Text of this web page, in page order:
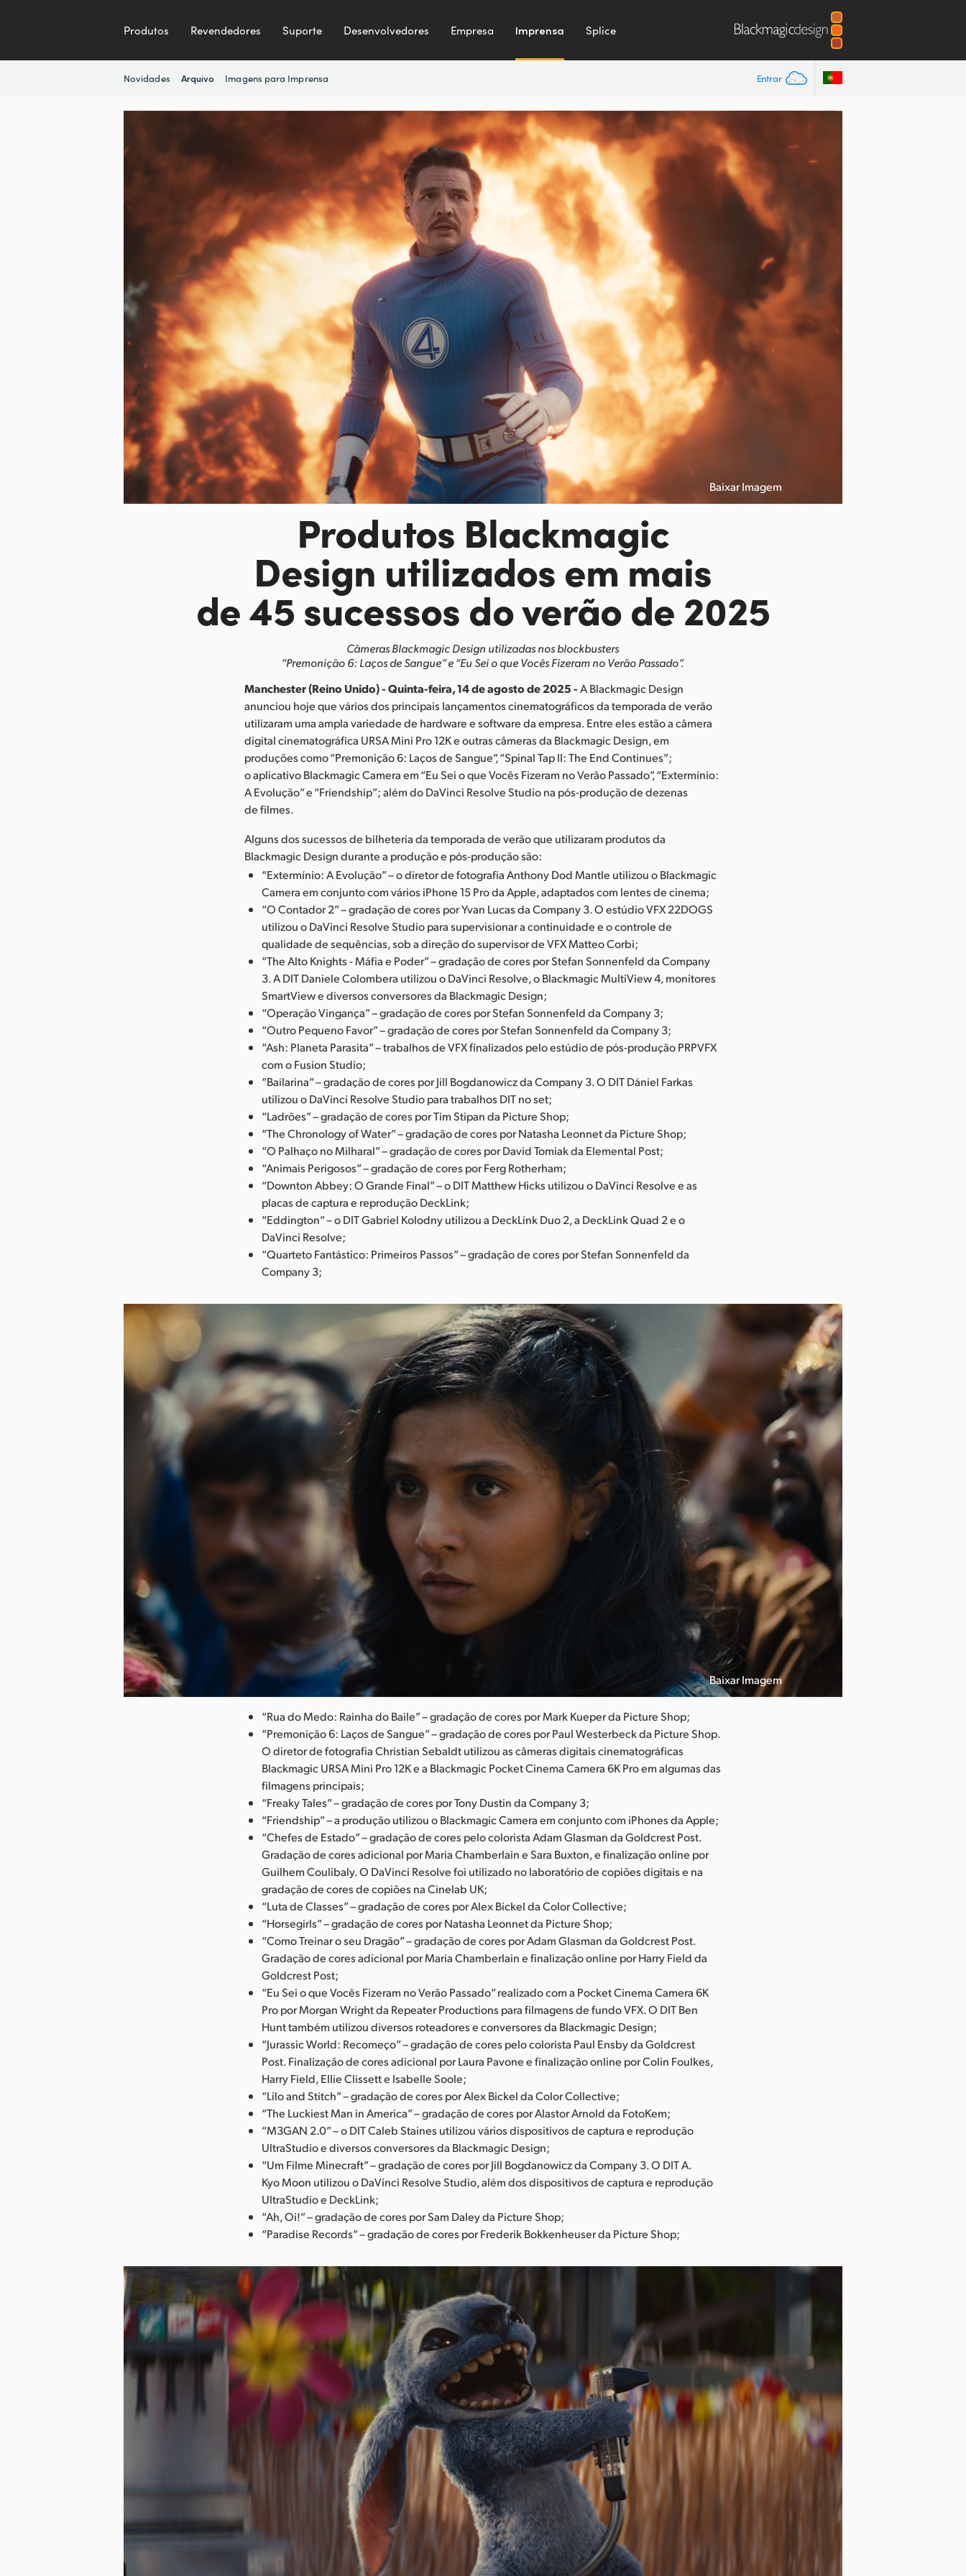
Produtos Revendedores Suporte Desenvolvedores Empresa Imprensa Splice
Entrar
Novidades Arquivo Imagens para Imprensa
Baixar Imagem
Produtos Blackmagic
Design utilizados em mais
de 45 sucessos do verão de 2025
Câmeras Blackmagic Design utilizadas nos blockbusters
“Premonição 6: Laços de Sangue” e “Eu Sei o que Vocês Fizeram no Verão Passado”.
Manchester (Reino Unido) - Quinta-feira, 14 de agosto de 2025 -A Blackmagic Design
anunciou hoje que vários dos principais lançamentos cinematográficos da temporada de verão
utilizaram uma ampla variedade de hardware e software da empresa. Entre eles estão a câmera
digital cinematográfica URSA Mini Pro 12K e outras câmeras da Blackmagic Design, em
produções como “Premonição 6: Laços de Sangue”, “Spinal Tap II: The End Continues”;
o aplicativo Blackmagic Camera em “Eu Sei o que Vocês Fizeram no Verão Passado”, “Extermínio:
A Evolução” e “Friendship”; além do DaVinci Resolve Studio na pós-produção de dezenas
de filmes.
Alguns dos sucessos de bilheteria da temporada de verão que utilizaram produtos da
Blackmagic Design durante a produção e pós-produção são:
“Extermínio: A Evolução” – o diretor de fotografia Anthony Dod Mantle utilizou o Blackmagic
Camera em conjunto com vários iPhone 15 Pro da Apple, adaptados com lentes de cinema;
“O Contador 2” – gradação de cores por Yvan Lucas da Company 3. O estúdio VFX 22DOGS
utilizou o DaVinci Resolve Studio para supervisionar a continuidade e o controle de
qualidade de sequências, sob a direção do supervisor de VFX Matteo Corbi;
“The Alto Knights - Máfia e Poder” – gradação de cores por Stefan Sonnenfeld da Company
3. A DIT Daniele Colombera utilizou o DaVinci Resolve, o Blackmagic MultiView 4, monitores
SmartView e diversos conversores da Blackmagic Design;
“Operação Vingança” – gradação de cores por Stefan Sonnenfeld da Company 3;
“Outro Pequeno Favor” – gradação de cores por Stefan Sonnenfeld da Company 3;
“Ash: Planeta Parasita” – trabalhos de VFX finalizados pelo estúdio de pós-produção PRPVFX
com o Fusion Studio;
“Bailarina” – gradação de cores por Jill Bogdanowicz da Company 3. O DIT Dániel Farkas
utilizou o DaVinci Resolve Studio para trabalhos DIT no set;
“Ladrões” – gradação de cores por Tim Stipan da Picture Shop;
“The Chronology of Water” – gradação de cores por Natasha Leonnet da Picture Shop;
“O Palhaço no Milharal” – gradação de cores por David Tomiak da Elemental Post;
“Animais Perigosos” – gradação de cores por Ferg Rotherham;
“Downton Abbey: O Grande Final” – o DIT Matthew Hicks utilizou o DaVinci Resolve e as
placas de captura e reprodução DeckLink;
“Eddington” – o DIT Gabriel Kolodny utilizou a DeckLink Duo 2, a DeckLink Quad 2 e o
DaVinci Resolve;
“Quarteto Fantástico: Primeiros Passos” – gradação de cores por Stefan Sonnenfeld da
Company 3;
Baixar Imagem
“Rua do Medo: Rainha do Baile” – gradação de cores por Mark Kueper da Picture Shop;
“Premonição 6: Laços de Sangue” – gradação de cores por Paul Westerbeck da Picture Shop.
O diretor de fotografia Christian Sebaldt utilizou as câmeras digitais cinematográficas
Blackmagic URSA Mini Pro 12K e a Blackmagic Pocket Cinema Camera 6K Pro em algumas das
filmagens principais;
“Freaky Tales” – gradação de cores por Tony Dustin da Company 3;
“Friendship” – a produção utilizou o Blackmagic Camera em conjunto com iPhones da Apple;
“Chefes de Estado” – gradação de cores pelo colorista Adam Glasman da Goldcrest Post.
Gradação de cores adicional por Maria Chamberlain e Sara Buxton, e finalização online por
Guilhem Coulibaly. O DaVinci Resolve foi utilizado no laboratório de copiões digitais e na
gradação de cores de copiões na Cinelab UK;
“Luta de Classes” – gradação de cores por Alex Bickel da Color Collective;
“Horsegirls” – gradação de cores por Natasha Leonnet da Picture Shop;
“Como Treinar o seu Dragão” – gradação de cores por Adam Glasman da Goldcrest Post.
Gradação de cores adicional por Maria Chamberlain e finalização online por Harry Field da
Goldcrest Post;
“Eu Sei o que Vocês Fizeram no Verão Passado” realizado com a Pocket Cinema Camera 6K
Pro por Morgan Wright da Repeater Productions para filmagens de fundo VFX. O DIT Ben
Hunt também utilizou diversos roteadores e conversores da Blackmagic Design;
“Jurassic World: Recomeço” – gradação de cores pelo colorista Paul Ensby da Goldcrest
Post. Finalização de cores adicional por Laura Pavone e finalização online por Colin Foulkes,
Harry Field, Ellie Clissett e Isabelle Soole;
“Lilo and Stitch” – gradação de cores por Alex Bickel da Color Collective;
“The Luckiest Man in America” – gradação de cores por Alastor Arnold da FotoKem;
“M3GAN 2.0” – o DIT Caleb Staines utilizou vários dispositivos de captura e reprodução
UltraStudio e diversos conversores da Blackmagic Design;
“Um Filme Minecraft” – gradação de cores por Jill Bogdanowicz da Company 3. O DIT A.
Kyo Moon utilizou o DaVinci Resolve Studio, além dos dispositivos de captura e reprodução
UltraStudio e DeckLink;
“Ah, Oi!” – gradação de cores por Sam Daley da Picture Shop;
“Paradise Records” – gradação de cores por Frederik Bokkenheuser da Picture Shop;